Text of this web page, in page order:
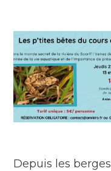
Depuis les